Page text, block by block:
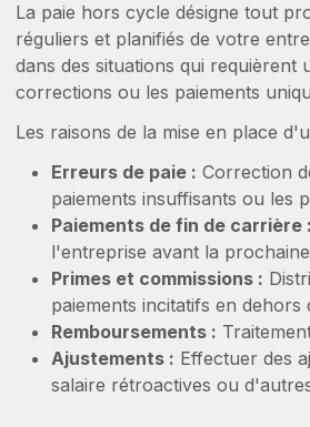
La paie hors cycle désigne tout
réguliers et planifiés de votre
dans des situations qui requièrent
corrections ou les paiements
Les raisons de la mise en place
Erreurs de paie : Correction
paiements insuffisants ou les
Paiements de fin de carrière :
l'entreprise avant la
Primes et commissions :
paiements incitatifs en
Remboursements :
Ajustements : Effectuer des
salaire rétroactives ou